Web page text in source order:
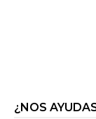
¿NOS